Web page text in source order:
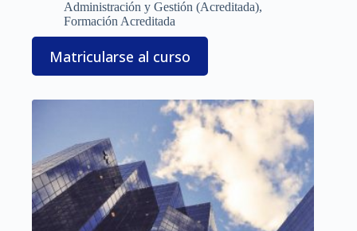
Administración y Gestión (Acreditada),
Formación Acreditada
Matricularse al curso